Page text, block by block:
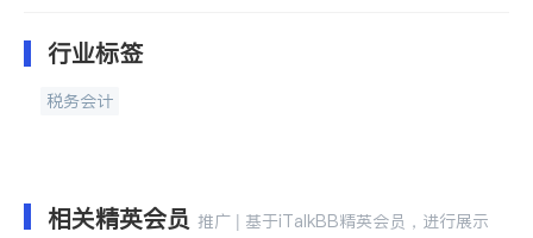
行业标签
税务会计
相关精英会员 推广 | 基于iTalkBB精英会员，进行展示